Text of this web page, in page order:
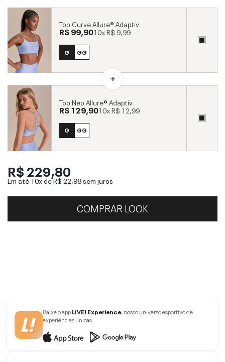
Top Curve Allure® Adaptiv
R$ 99,9010xR$ 9,99
G GG
Top Neo Allure® Adaptiv
R$ 129,9010xR$ 12,99
G GG
R$ 229,80
Em até 10x deR$ 22,98sem juros
COMPRAR LOOK
Baixe o appLIVE! Experience , nosso universo esportivo de
experiências únicas.